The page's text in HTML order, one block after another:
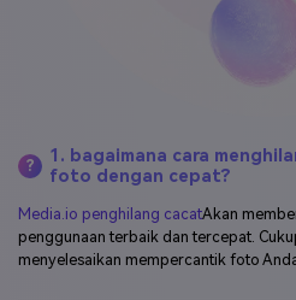
?
1. bagaimana cara
foto dengan cepat?
Media.io penghilang cacatAkan
penggunaan terbaik dan tercepat.
menyelesaikan mempercantik foto